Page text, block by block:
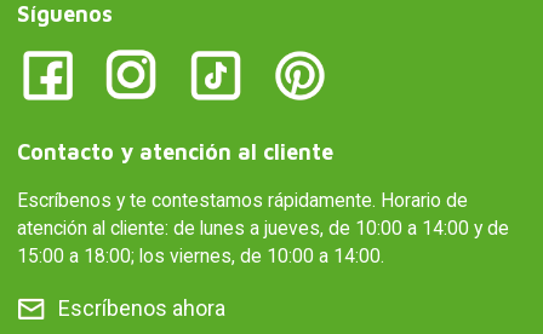
Síguenos
Contacto y atención al cliente
Escríbenos y te contestamos rápidamente. Horario de
atención al cliente: de lunes a jueves, de 10:00 a 14:00 y de
15:00 a 18:00; los viernes, de 10:00 a 14:00.
Escríbenos ahora